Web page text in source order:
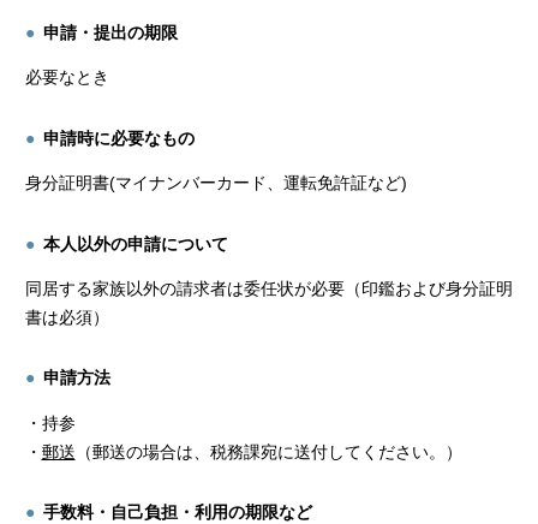
申請・提出の期限
必要なとき
申請時に必要なもの
身分証明書(マイナンバーカード、運転免許証など)
本人以外の申請について
同居する家族以外の請求者は委任状が必要（印鑑および身分証明
書は必須）
申請方法
・持参
・ 郵送 （郵送の場合は、税務課宛に送付してください。）
手数料・自己負担・利用の期限など